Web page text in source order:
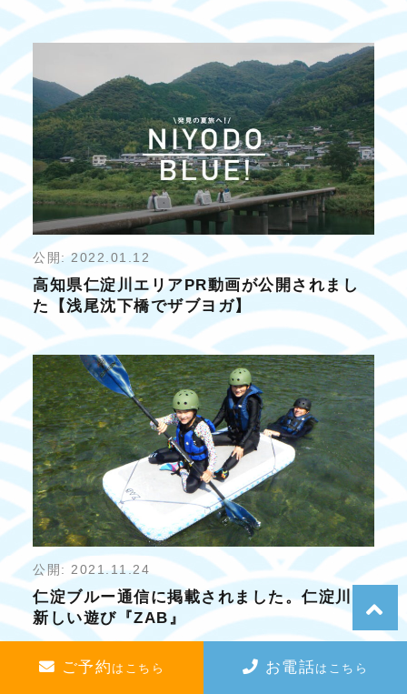
公開: 2022.01.12
高知県仁淀川エリアPR動画が公開されまし
た【浅尾沈下橋でザブヨガ】
公開: 2021.11.24
仁淀ブルー通信に掲載されました。仁淀川の
新しい遊び『ZAB』
ご予約 はこちら お電話はこちら